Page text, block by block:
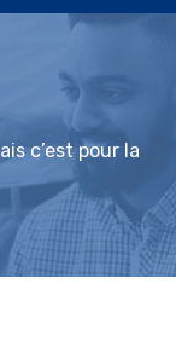
c’est pour la